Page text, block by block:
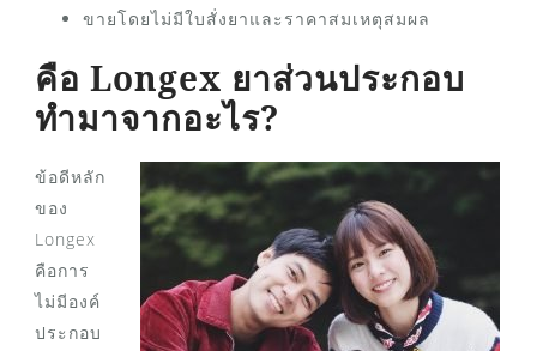
ขายโดยไม่มีใบสั่งยาและราคาสมเหตุสมผล
คือ Longex ยาส่วนประกอบ
ทำมาจากอะไร?
ข้อดีหลัก
ของ
Longex
คือการ
ไม่มีองค์
ประกอบ